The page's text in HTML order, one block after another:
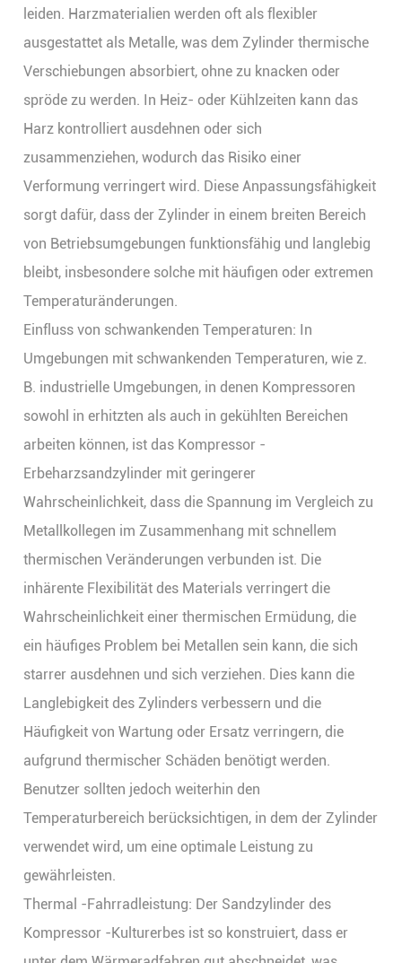
leiden. Harzmaterialien werden oft als flexibler
ausgestattet als Metalle, was dem Zylinder thermische
Verschiebungen absorbiert, ohne zu knacken oder
spröde zu werden. In Heiz- oder Kühlzeiten kann das
Harz kontrolliert ausdehnen oder sich
zusammenziehen, wodurch das Risiko einer
Verformung verringert wird. Diese Anpassungsfähigkeit
sorgt dafür, dass der Zylinder in einem breiten Bereich
von Betriebsumgebungen funktionsfähig und langlebig
bleibt, insbesondere solche mit häufigen oder extremen
Temperaturänderungen.
Einfluss von schwankenden Temperaturen: In
Umgebungen mit schwankenden Temperaturen, wie z.
B. industrielle Umgebungen, in denen Kompressoren
sowohl in erhitzten als auch in gekühlten Bereichen
arbeiten können, ist das Kompressor -
Erbeharzsandzylinder mit geringerer
Wahrscheinlichkeit, dass die Spannung im Vergleich zu
Metallkollegen im Zusammenhang mit schnellem
thermischen Veränderungen verbunden ist. Die
inhärente Flexibilität des Materials verringert die
Wahrscheinlichkeit einer thermischen Ermüdung, die
ein häufiges Problem bei Metallen sein kann, die sich
starrer ausdehnen und sich verziehen. Dies kann die
Langlebigkeit des Zylinders verbessern und die
Häufigkeit von Wartung oder Ersatz verringern, die
aufgrund thermischer Schäden benötigt werden.
Benutzer sollten jedoch weiterhin den
Temperaturbereich berücksichtigen, in dem der Zylinder
verwendet wird, um eine optimale Leistung zu
gewährleisten.
Thermal -Fahrradleistung: Der Sandzylinder des
Kompressor -Kulturerbes ist so konstruiert, dass er